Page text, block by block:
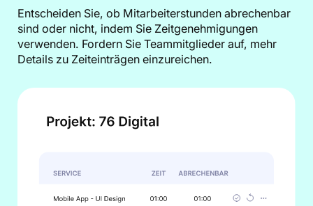
Entscheiden Sie, ob Mitarbeiterstunden abrechenbar
sind oder nicht, indem Sie Zeitgenehmigungen
verwenden. Fordern Sie Teammitglieder auf, mehr
Details zu Zeiteinträgen einzureichen.